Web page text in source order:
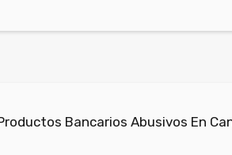
Bancarios Abusivos En